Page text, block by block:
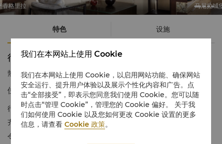
马尼拉城堡香格里拉
特色 设施
行政套房与相邻的豪华客房
热线电话 1 866 565 5050
位于充满活力的博尼法乔环球城中的现代豪华酒店
行政套房现代而舒适，搭配温馨的内饰和豪华的设施。与一间设施
齐全的豪华客房相连，后者配有现代浅色装饰。两间客房均可饱览
令人惊叹的博尼法乔环球城全景，为您提供繁华而放松的休息场
我们在本网站上使用 Cookie
我们在本网站上使用 Cookie，以启用网站功能、确保网站
安全运行、提升用户体验以及展示个性化内容和广告。点
击“全部接受”，即表示您同意我们使用 Cookie。您可以随
时点击“管理 Cookie”，管理您的 Cookie 偏好。 关于我
们如何使用 Cookie 以及您如何更改 Cookie 设置的更多
信息，请查看Cookie 政策。